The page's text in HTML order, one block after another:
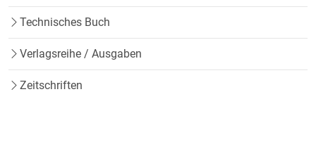
Technisches Buch
Verlagsreihe / Ausgaben
Zeitschriften